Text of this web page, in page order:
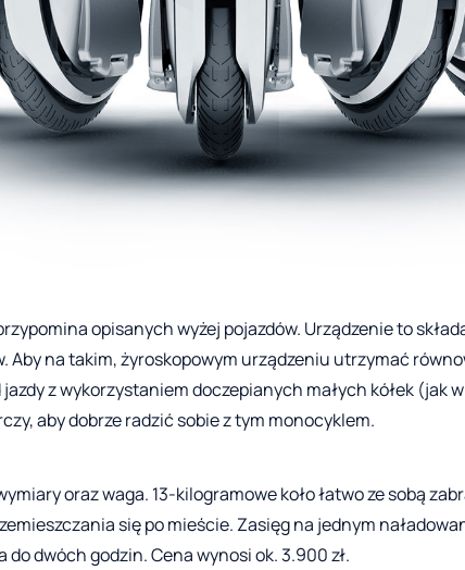
opisanych wyżej pojazdów. Urządzenie to
Aby na takim, żyroskopowym urządzeniu utrzymać
z wykorzystaniem doczepianych małych kółek (jak
aby dobrze radzić sobie z tym monocyklem.
oraz waga. 13-kilogramowe koło łatwo ze sobą
się po mieście. Zasięg na jednym
do dwóch godzin. Cena wynosi ok. 3.900 zł.